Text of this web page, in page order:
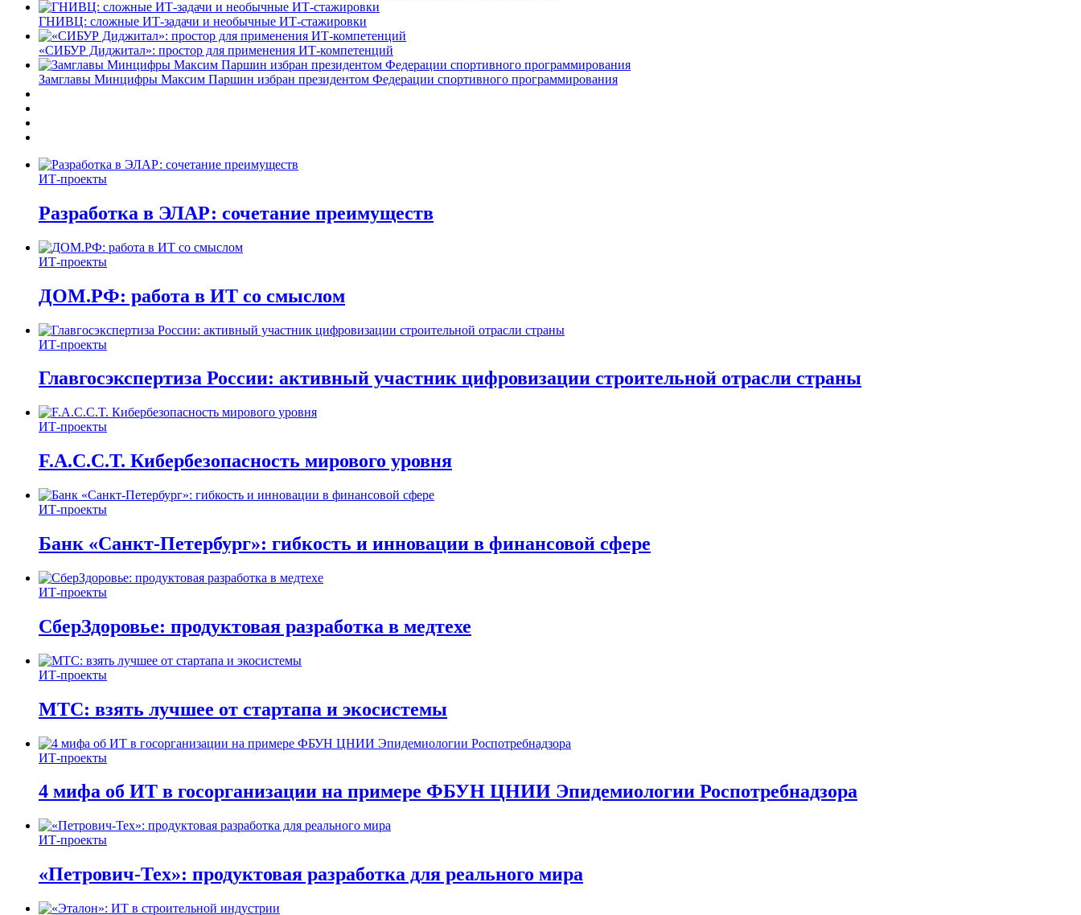
ГНИВЦ: сложные ИТ‑задачи и необычные ИТ‑стажировки
«СИБУР Диджитал»: простор для применения ИТ-компетенций
Замглавы Минцифры Максим Паршин избран президентом Федерации спортивного программирования
ИТ-проекты
Разработка в ЭЛАР: сочетание преимуществ
ИТ-проекты
ДОМ.РФ: работа в ИТ со смыслом
ИТ-проекты
Главгосэкспертиза России: активный участник цифровизации строительной отрасли страны
ИТ-проекты
F.A.C.C.T. Кибербезопасность мирового уровня
ИТ-проекты
Банк «Санкт-Петербург»: гибкость и инновации в финансовой сфере
ИТ-проекты
СберЗдоровье: продуктовая разработка в медтехе
ИТ-проекты
МТС: взять лучшее от стартапа и экосистемы
ИТ-проекты
4 мифа об ИТ в госорганизации на примере ФБУН ЦНИИ Эпидемиологии Роспотребнадзора
ИТ-проекты
«Петрович-Тех»: продуктовая разработка для реального мира